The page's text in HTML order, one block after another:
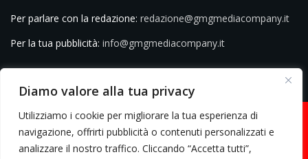
Diamo valore alla tua privacy
Utilizziamo i cookie per migliorare la tua esperienza di
navigazione, offrirti pubblicità o contenuti personalizzati e
analizzare il nostro traffico. Cliccando “Accetta tutti”,
Per parlare con la redazione: redazione@gmgmediacompany.it
Per la tua pubblicità: info@gmgmediacompany.it